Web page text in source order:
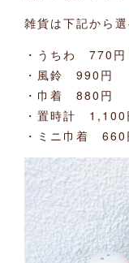
雑貨は下記から
・うちわ 770円
・風鈴 990円
・巾着 880円
・置時計 1,100
・ミニ巾着 660